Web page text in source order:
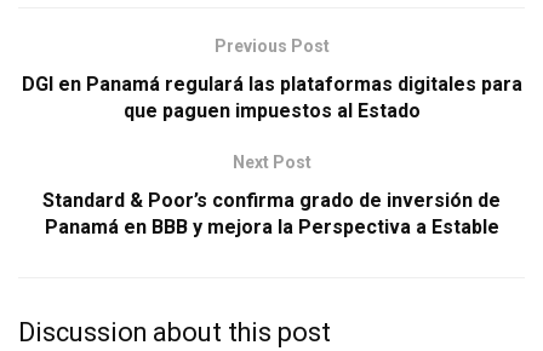
Previous Post
DGI en Panamá regulará las plataformas digitales para
que paguen impuestos al Estado
Next Post
Standard & Poor’s confirma grado de inversión de
Panamá en BBB y mejora la Perspectiva a Estable
Discussion about this post